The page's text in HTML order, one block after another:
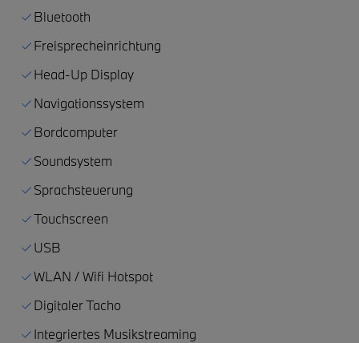
Bluetooth
Freisprecheinrichtung
Head-Up Display
Navigationssystem
Bordcomputer
Soundsystem
Sprachsteuerung
Touchscreen
USB
WLAN / Wifi Hotspot
Digitaler Tacho
Integriertes Musikstreaming